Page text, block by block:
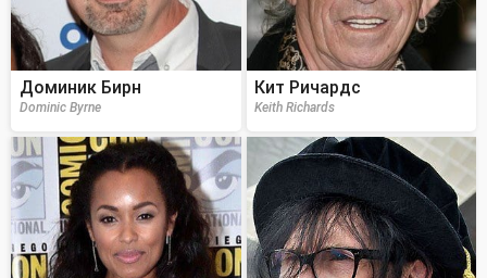
Доминик Бирн
Dominic Byrne
Кит Ричардс
Keith Richards